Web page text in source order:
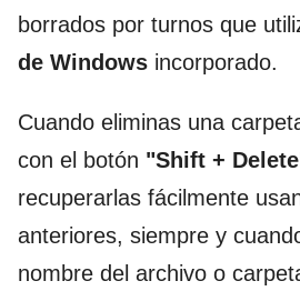
borrados por turnos que
de Windows incorporado.
Cuando eliminas una
con el botón "Shift +
recuperarlas fácilmente
anteriores, siempre y
nombre del archivo o